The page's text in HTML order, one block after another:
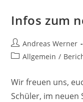
Infos zum
Beitrags-
Autor:
Andreas Werner
Beitrags-
Allgemein /
Wir freuen uns,
Schüler, im neuen